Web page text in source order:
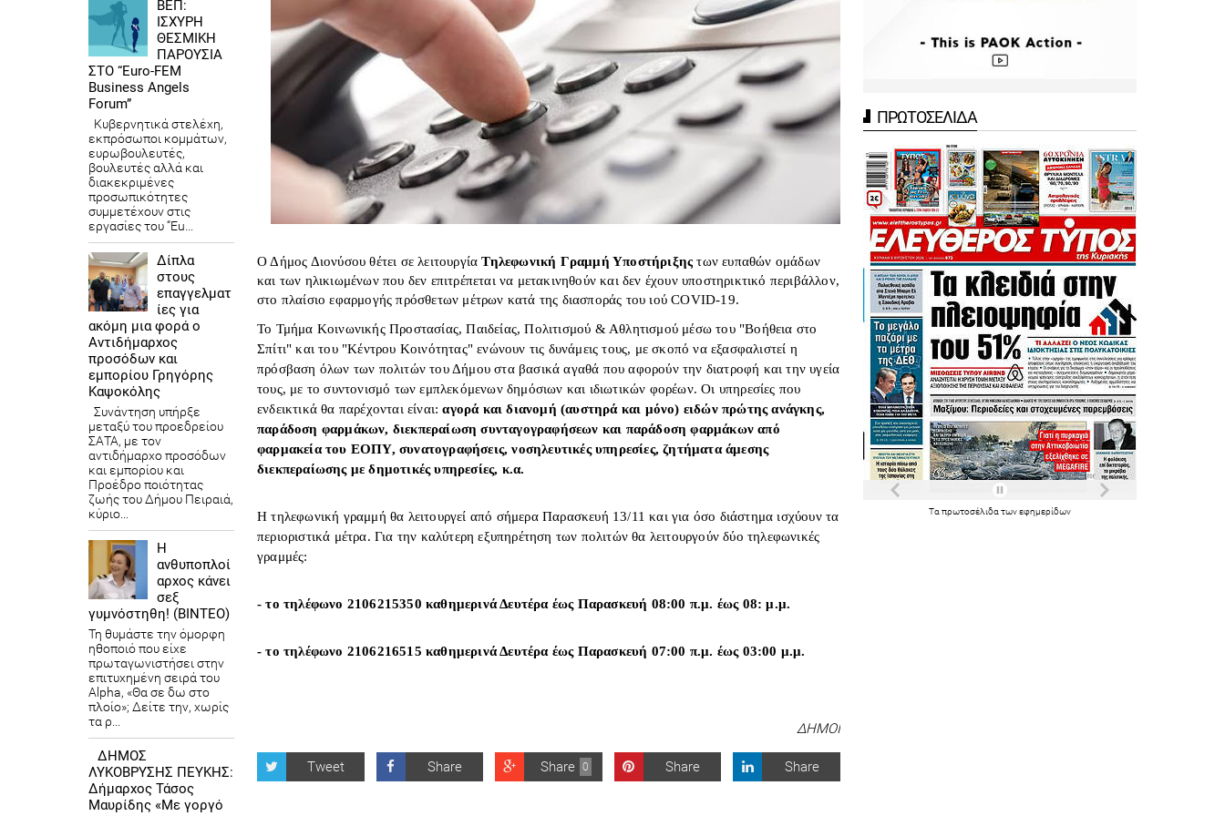
Ο Δήμος Διονύσου θέτει σε λειτουργία Τηλεφωνική Γραμμή Υποστήριξης των ευπαθών ομάδων
και των ηλικιωμένων που δεν επιτρέπεται να μετακινηθούν και δεν έχουν υποστηρικτικό περιβάλλον,
στο πλαίσιο εφαρμογής πρόσθετων μέτρων κατά της διασποράς του ιού COVID-19.
Το Τμήμα Κοινωνικής Προστασίας, Παιδείας, Πολιτισμού & Αθλητισμού μέσω του "Βοήθεια στο
Σπίτι" και του "Κέντρου Κοινότητας" ενώνουν τις δυνάμεις τους, με σκοπό να εξασφαλιστεί η
πρόσβαση όλων των πολιτών του Δήμου στα βασικά αγαθά που αφορούν την διατροφή και την υγεία
τους, με το συντονισμό των εμπλεκόμενων δημόσιων και ιδιωτικών φορέων. Οι υπηρεσίες που
ενδεικτικά θα παρέχονται είναι:αγορά και διανομή (αυστηρά και μόνο) ειδών πρώτης ανάγκης,
παράδοση φαρμάκων, διεκπεραίωση συνταγογραφήσεων και παράδοση φαρμάκων από
φαρμακεία του ΕΟΠΥ, συνατογραφήσεις, νοσηλευτικές υπηρεσίες, ζητήματα άμεσης
διεκπεραίωσης με δημοτικές υπηρεσίες, κ.α.
Η τηλεφωνική γραμμή θα λειτουργεί από σήμερα Παρασκευή 13/11 και για όσο διάστημα ισχύουν τα
περιοριστικά μέτρα. Για την καλύτερη εξυπηρέτηση των πολιτών θα λειτουργούν δύο τηλεφωνικές
γραμμές:
- το τηλέφωνο 2106215350 καθημερινά Δευτέρα έως Παρασκευή 08:00 π.μ. έως 08: μ.μ.
- το τηλέφωνο 2106216515 καθημερινά Δευτέρα έως Παρασκευή 07:00 π.μ. έως 03:00 μ.μ.
ΔΗΜΟΙ
Tweet Share 0
Share Share Share
ΠΡΩΤΟΣΕΛΙΔΑ
Τα πρωτοσέλιδα τωνεφημερίδων
ΒΕΠ:
ΙΣΧΥΡΗ
ΘΕΣΜΙΚΗ
ΠΑΡΟΥΣΙΑ
ΣΤΟ “Euro-FEM
Business Angels
Forum”
Κυβερνητικά στελέχη,
εκπρόσωποι κομμάτων,
ευρωβουλευτές,
βουλευτές αλλά και
διακεκριμένες
προσωπικότητες
συμμετέχουν στις
εργασίες του “Eu...
Δίπλα
στους
επαγγελματ
ίες για
ακόμη μια φορά ο
Αντιδήμαρχος
προσόδων και
εμπορίου Γρηγόρης
Καψοκόλης
Συνάντηση υπήρξε
μεταξύ του προεδρείου
ΣΑΤΑ, με τον
αντιδήμαρχο προσόδων
και εμπορίου και
Προέδρο ποιότητας
ζωής του Δήμου Πειραιά,
κύριο...
Η
ανθυποπλοί
αρχος κάνει
σεξ
γυμνόστηθη! (ΒΙΝΤΕΟ)
Τη θυμάστε την όμορφη
ηθοποιό που είχε
πρωταγωνιστήσει στην
επιτυχημένη σειρά του
Alpha, «Θα σε δω στο
πλοίο»; Δείτε την, χωρίς
τα ρ...
ΔΗΜΟΣ
ΛΥΚΟΒΡΥΣΗΣ ΠΕΥΚΗΣ:
Δήμαρχος Τάσος
Μαυρίδης «Με γοργό